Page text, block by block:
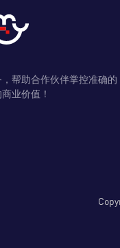
帮助合作伙伴掌控准确的
业价值！